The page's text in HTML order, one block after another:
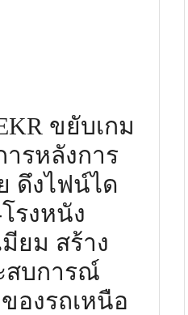
ขยับเกม
ารหลังการ
ดึงไฟน์ได
รงหนัง
มียม สร้าง
สบการณ์
ของรถเหนือ